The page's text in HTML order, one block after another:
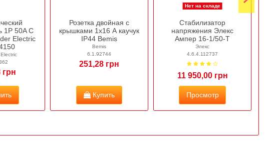
1P 50A C
Electric
грн
Розетка двойная с
крышками 1х16 А каучук
IP44 Bemis
Bemis
6.1.92744
251,28 грн
Купить
Нет на складе
Стабилизатор
напряжения Элекс
Ампер 16-1/50-Т
Элекс
4.6.4.112737
11 950,00 грн
Просмотр